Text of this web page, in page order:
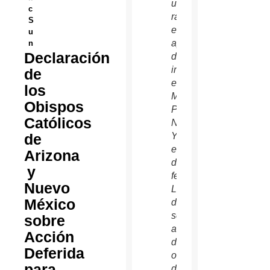
c
S
u
n
Declaración
de
los
Obispos
Católicos
de
Arizona
y
Nuevo
México
sobre
Acción
Deferida
un
rally
en
apoyo
de los
inmigrantes
en
Massapequa
Park,
Nueva
York,
el 24
de
febrero.
La
demonstración
se fue
afuera
de la
oficina